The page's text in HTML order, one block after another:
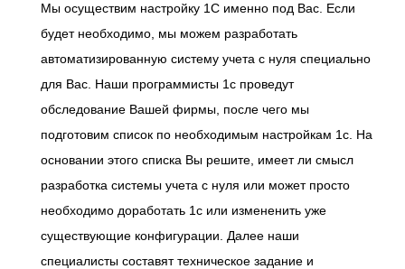
Мы осуществим настройку 1С именно под Вас. Если
будет необходимо, мы можем разработать
автоматизированную систему учета с нуля специально
для Вас. Наши программисты 1с проведут
обследование Вашей фирмы, после чего мы
подготовим список по необходимым настройкам 1с. На
основании этого списка Вы решите, имеет ли смысл
разработка системы учета с нуля или может просто
необходимо доработать 1с или измененить уже
существующие конфигурации. Далее наши
специалисты составят техническое задание и